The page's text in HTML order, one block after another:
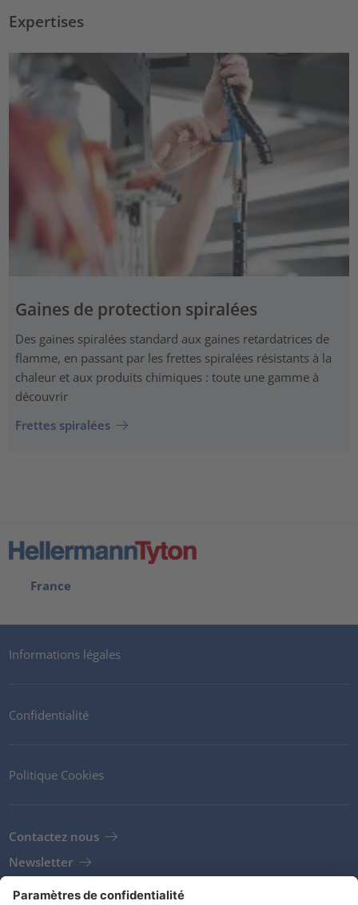
Expertises
Gaines de protection spiralées
Des gaines spiralées standard aux gaines retardatrices de
flamme, en passant par les frettes spiralées résistants à la
chaleur et aux produits chimiques : toute une gamme à
découvrir
Frettes spiralées
France
Informations légales
Confidentialité
Politique Cookies
Contactez nous
Newsletter